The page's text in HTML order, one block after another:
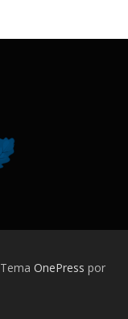
Tema OnePress por